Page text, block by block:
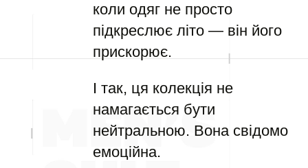
коли одяг не просто
підкреслює літо — він його
прискорює.
І так, ця колекція не
намагається бути
нейтральною. Вона свідомо
емоційна.